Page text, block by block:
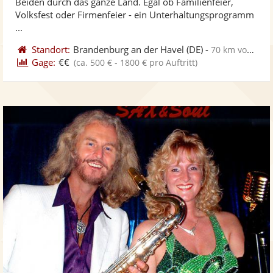
Sternen
Volksfest oder Firmenfeier - ein Unterhaltungsprogramm
...
Standort: Brandenburg an der Havel (DE) -70 km von Schönebeck
Gage: €€ (ca. 500 € - 1800 € pro Auftritt)